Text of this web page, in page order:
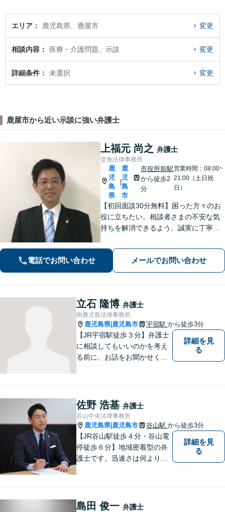
エリア 鹿児島県、鹿屋市 変更
相談内容 医療・介護問題、示談 変更
詳細条件 未選択 変更
鹿屋市から近い示談に強い弁護士
上福元 尚之 弁護士
堂免法律事務所
鹿
児
島
県
鹿
児
島
市
市役所前駅
から徒歩2
分
営業時間：08:00~
21:00（土日祝
日）
【初回面談30分無料】困った方々のお
役に立ちたい。相談者さまの不安な気
持ちを解消できるよう、誠実に丁寧に
ております【市役所前2分】【休日・夜
間面談OKも可能】
電話でお問い合わせ メールでお問い合わせ
立石 隆博 弁護士
南鹿児島法律事務所
鹿児島県| 鹿児島市 宇宿駅 から徒歩3分
【JR宇宿駅徒歩３分】弁護士
に相談してもいいのかを考え
る前に、お話をお聞かせくだ
をご提案いたします。
詳細を見
る
佐野 浩基 弁護士
谷山中央法律事務所
鹿児島県| 鹿児島市 谷山駅 から徒歩3分
【JR谷山駅徒歩４分・谷山電
停徒歩６分】地域密着型の弁
護士です。迅速さは何よりの
詳細を見
る
島田 俊一 弁護士